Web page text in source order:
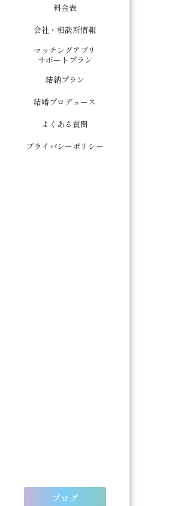
料金表
会社・相談所情報
マッチングアプリ
サポートプラン
結納プラン
結婚プロデュース
よくある質問
プライバシーポリシー
ブログ